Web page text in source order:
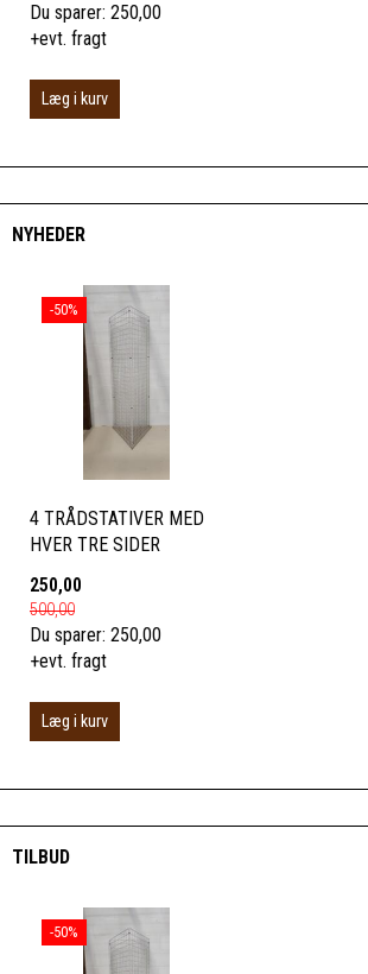
Du sparer: 250,00
+evt. fragt
Læg i kurv
NYHEDER
-50%
4 TRÅDSTATIVER MED
HVER TRE SIDER
250,00
500,00
Du sparer: 250,00
+evt. fragt
Læg i kurv
TILBUD
-50%